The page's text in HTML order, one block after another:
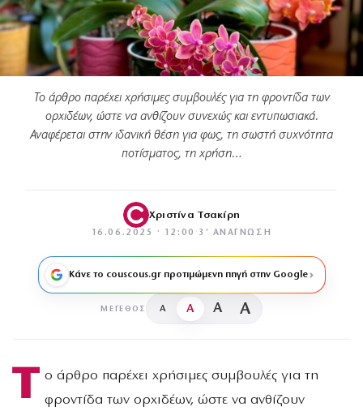
Το άρθρο παρέχει χρήσιμες συμβουλές για τη φροντίδα των
ορχιδέων, ώστε να ανθίζουν συνεχώς και εντυπωσιακά.
Αναφέρεται στην ιδανική θέση για φως, τη σωστή συχνότητα
ποτίσματος, τη χρήση…
Χριστίνα Τσακίρη
16.06.2025 · 12:00 · 3′ ΑΝΆΓΝΩΣΗ
Κάνε το couscous.gr προτιμώμενη πηγή στην Google
ΜΈΓΕΘΟΣ A A A A
Τ ο άρθρο παρέχει χρήσιμες συμβουλές για τη
φροντίδα των ορχιδέων, ώστε να ανθίζουν